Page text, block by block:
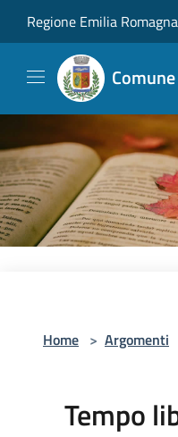
Regione Emilia Romagna
Home > Argomenti
Tempo